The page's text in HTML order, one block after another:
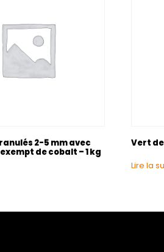
2-5 mm avec
de cobalt – 1 kg
Vert
Lire la